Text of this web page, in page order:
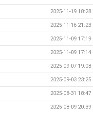
2025-11-19 18:28
2025-11-16 21:23
2025-11-09 17:19
2025-11-09 17:14
2025-09-07 19:08
2025-09-03 23:25
2025-08-31 18:47
2025-08-09 20:39